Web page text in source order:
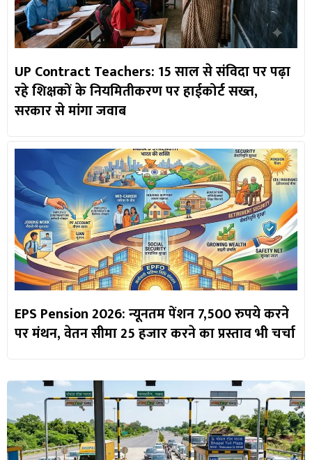
UP Contract Teachers: 15 साल से संविदा पर पढ़ा
रहे शिक्षकों के नियमितीकरण पर हाईकोर्ट सख्त,
सरकार से मांगा जवाब
EPS Pension 2026: न्यूनतम पेंशन 7,500 रुपये करने
पर मंथन, वेतन सीमा 25 हजार करने का प्रस्ताव भी चर्चा